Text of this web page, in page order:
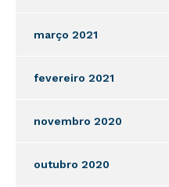
março 2021
fevereiro 2021
novembro 2020
outubro 2020